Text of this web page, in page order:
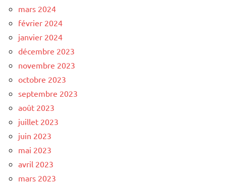
mars 2024
février 2024
janvier 2024
décembre 2023
novembre 2023
octobre 2023
septembre 2023
août 2023
juillet 2023
juin 2023
mai 2023
avril 2023
mars 2023